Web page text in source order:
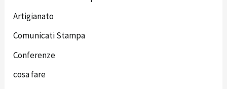
Artigianato
Comunicati Stampa
Conferenze
cosa fare